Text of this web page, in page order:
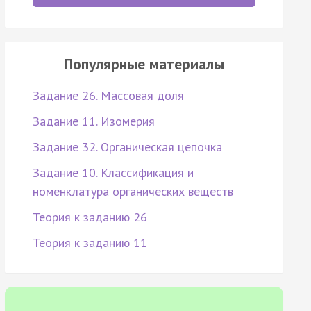
Популярные материалы
Задание 26. Массовая доля
Задание 11. Изомерия
Задание 32. Органическая цепочка
Задание 10. Классификация и
номенклатура органических веществ
Теория к заданию 26
Теория к заданию 11